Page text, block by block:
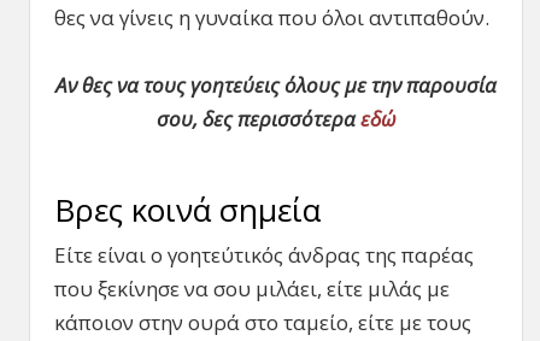
θες να γίνεις η γυναίκα που όλοι αντιπαθούν.
Αν θες να τους γοητεύεις όλους με την παρουσία
σου, δες περισσότεραεδώ
Βρες κοινά σημεία
Είτε είναι ο γοητεύτικός άνδρας της παρέας
που ξεκίνησε να σου μιλάει, είτε μιλάς με
κάποιον στην ουρά στο ταμείο, είτε με τους